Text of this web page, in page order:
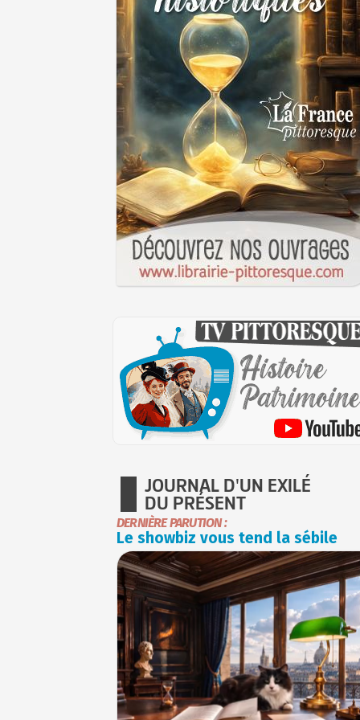
JOURNAL D'UN EXILÉ
DU PRÉSENT
DERNIÈRE PARUTION :
Le showbiz vous tend la sébile